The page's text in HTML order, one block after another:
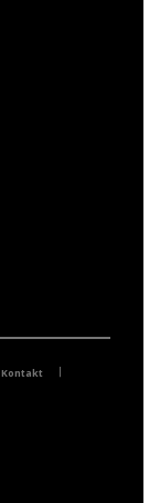
Kontakt